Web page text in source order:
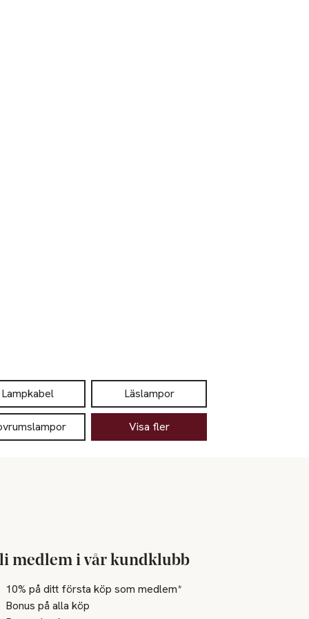
Lampkabel Läslampor
Visa fler
medlem i vår kundklubb
10% på ditt första köp som medlem*
Bonus på alla köp